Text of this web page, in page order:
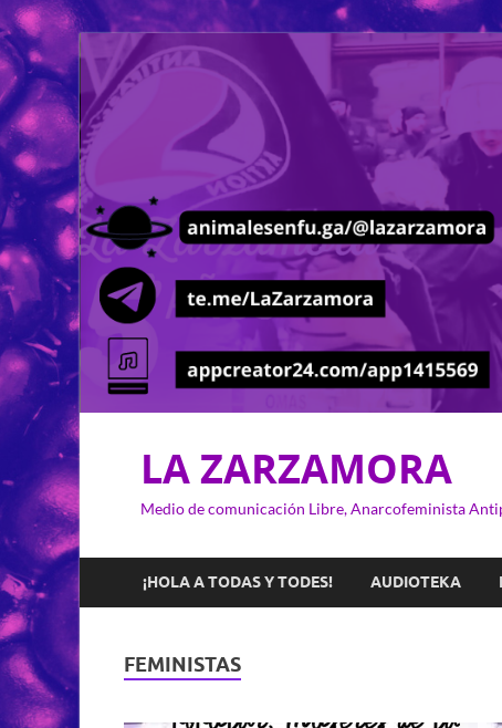
LA ZARZAMORA
Medio de comunicación Libre, Anarcofeminista
¡HOLA A TODAS Y TODES! AUDIOTEKA
FEMINISTAS